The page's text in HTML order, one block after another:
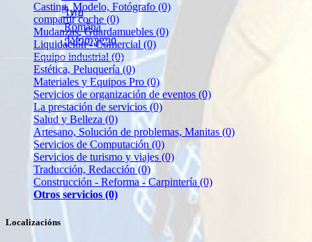
ไทย
Română
ქართული
Casting, Modelo, Fotógrafo (0)
compartir coche (0)
Mudanzas, Guardamuebles (0)
Liquidación - Comercial (0)
Equipo industrial (0)
Estética, Peluquería(0)
Materiales y Equipos Pro (0)
Servicios de organización de eventos (0)
La prestación de servicios(0)
Salud y Belleza (0)
Artesano, Solución de problemas, Manitas (0)
Servicios de Computación (0)
Servicios de turismo y viajes (0)
Traducción, Redacción(0)
Construcción - Reforma - Carpintería(0)
Otros servicios (0)
Localizacións